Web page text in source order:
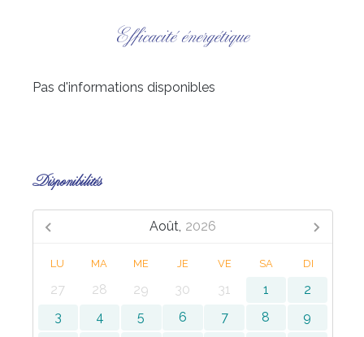
Efficacité énergétique
Pas d'informations disponibles
Disponibilités
Août, 2026
LU MA ME JE VE SA DI
27 28 29 30 31 1
2
3
4 5 6 7 8
9